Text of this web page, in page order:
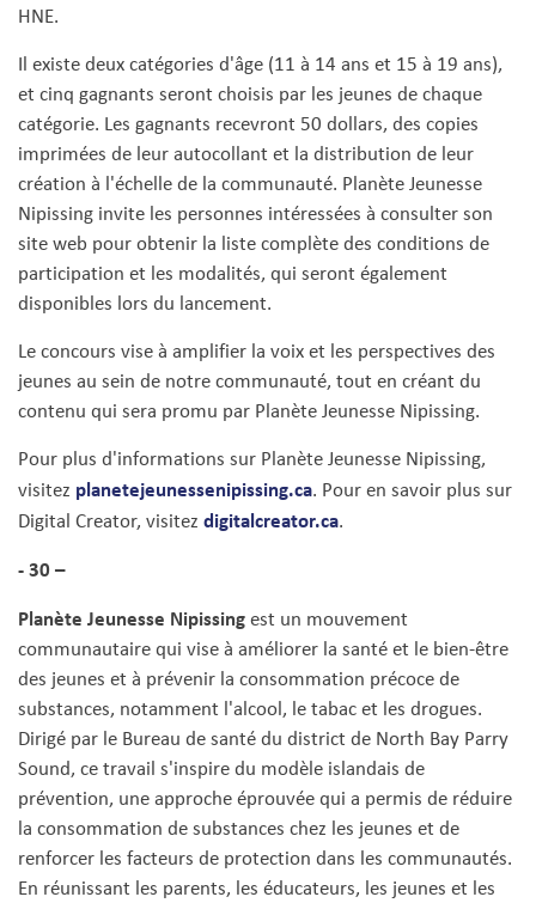
HNE.
Il existe deux catégories d'âge (11 à 14 ans et 15 à 19 ans),
et cinq gagnants seront choisis par les jeunes de chaque
catégorie. Les gagnants recevront 50 dollars, des copies
imprimées de leur autocollant et la distribution de leur
création à l'échelle de la communauté. Planète Jeunesse
Nipissing invite les personnes intéressées à consulter son
site web pour obtenir la liste complète des conditions de
participation et les modalités, qui seront également
disponibles lors du lancement.
Le concours vise à amplifier la voix et les perspectives des
jeunes au sein de notre communauté, tout en créant du
contenu qui sera promu par Planète Jeunesse Nipissing.
Pour plus d'informations sur Planète Jeunesse Nipissing,
visitez planetejeunessenipissing.ca. Pour en savoir plus sur
Digital Creator, visitez digitalcreator.ca.
- 30 –
Planète Jeunesse Nipissingest un mouvement
communautaire qui vise à améliorer la santé et le bien-être
des jeunes et à prévenir la consommation précoce de
substances, notamment l'alcool, le tabac et les drogues.
Dirigé par le Bureau de santé du district de North Bay Parry
Sound, ce travail s'inspire du modèle islandais de
prévention, une approche éprouvée qui a permis de réduire
la consommation de substances chez les jeunes et de
renforcer les facteurs de protection dans les communautés.
En réunissant les parents, les éducateurs, les jeunes et les